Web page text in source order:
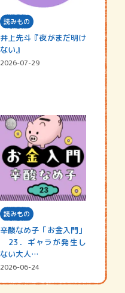
読みもの
井上先斗『夜がまだ明け
ない』
2026-07-29
読みもの
辛酸なめ子「お金入門」
23．ギャラが発生し
ない大人…
2026-06-24